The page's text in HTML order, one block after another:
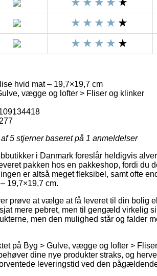
hvid mat – 19,7×19,7 cm
vægge og lofter > Fliser og klinker
5 stjerner baseret på 1 anmeldelser
i Danmark foreslår heldigvis
pakken hos en pakkeshop, fordi du
er altså meget fleksibel, samt ofte
19,7×19,7 cm.
prøve at vælge at få leveret til din bolig
mere pebret, men til gengæld virkelig
men den mulighed står og falder
på Byg > Gulve, vægge og lofter >
dine nye produkter straks, og
leveringstid ved den